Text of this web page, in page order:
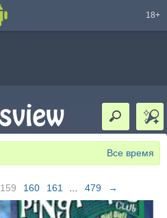
18+
Все время
159 160 161 479 →